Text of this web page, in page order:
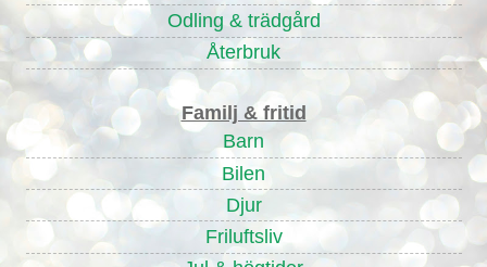
Odling & trädgård
Återbruk
Familj & fritid
Barn
Bilen
Djur
Friluftsliv